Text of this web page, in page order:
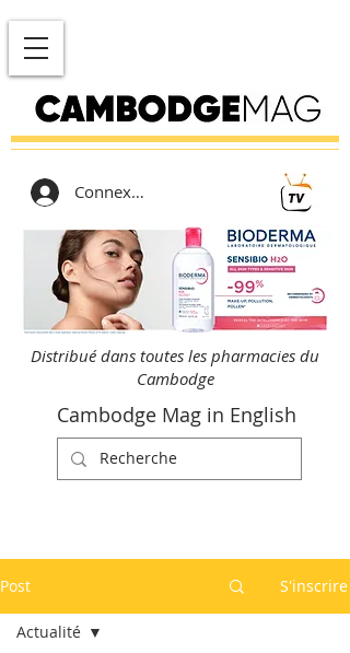
Connexion
Distribué dans toutes les pharmacies du
Cambodge
Cambodge Mag in English
Post S'inscrire
Actualité